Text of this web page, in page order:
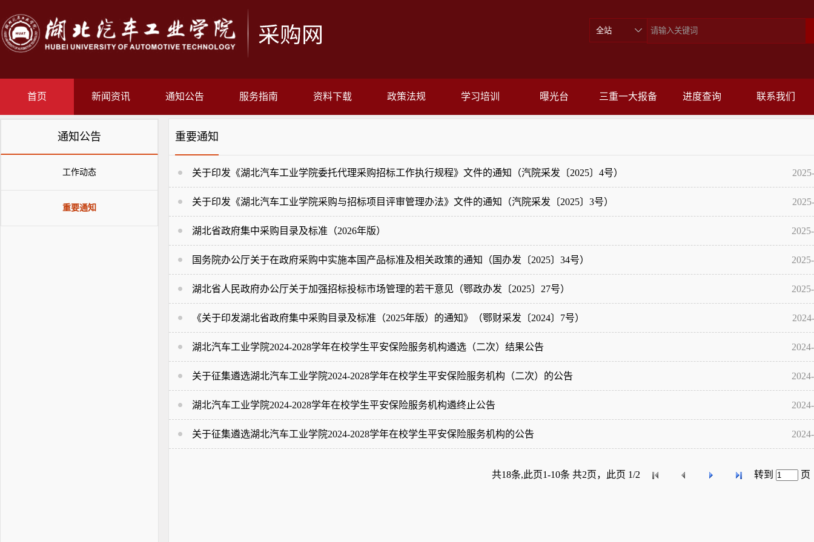
首页 新闻资讯 通知公告 服务指南 资料下载 政策法规 学习培训 曝光台 三重一大报备 进度查询 联系我们
通知公告
工作动态
重要通知
重要通知
关于印发《湖北汽车工业学院委托代理采购招标工作执行规程》文件的通知（汽院采发〔2025〕4号）
关于印发《湖北汽车工业学院采购与招标项目评审管理办法》文件的通知（汽院采发〔2025〕3号）
湖北省政府集中采购目录及标准（2026年版）
国务院办公厅关于在政府采购中实施本国产品标准及相关政策的通知（国办发〔2025〕34号）
湖北省人民政府办公厅关于加强招标投标市场管理的若干意见（鄂政办发〔2025〕27号）
《关于印发湖北省政府集中采购目录及标准（2025年版）的通知》（鄂财采发〔2024〕7号）
湖北汽车工业学院2024-2028学年在校学生平安保险服务机构遴选（二次）结果公告
关于征集遴选湖北汽车工业学院2024-2028学年在校学生平安保险服务机构（二次）的公告
湖北汽车工业学院2024-2028学年在校学生平安保险服务机构遴终止公告
关于征集遴选湖北汽车工业学院2024-2028学年在校学生平安保险服务机构的公告
共18条,此页1-10条 共2页，此页 1/2 转到 页